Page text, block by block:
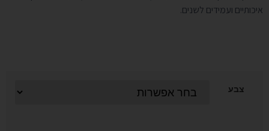
איכותיים ועמידים לשנים.
צבע